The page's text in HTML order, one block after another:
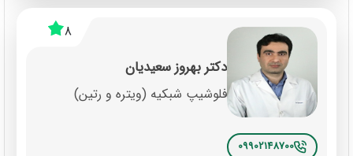
8
دکتر بهروز سعیدیان
فلوشیپ شبکیه (ویتره و رتین)
09902148700